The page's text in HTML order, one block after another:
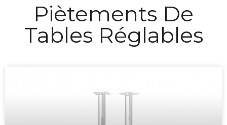
Piètements De
Tables Réglables